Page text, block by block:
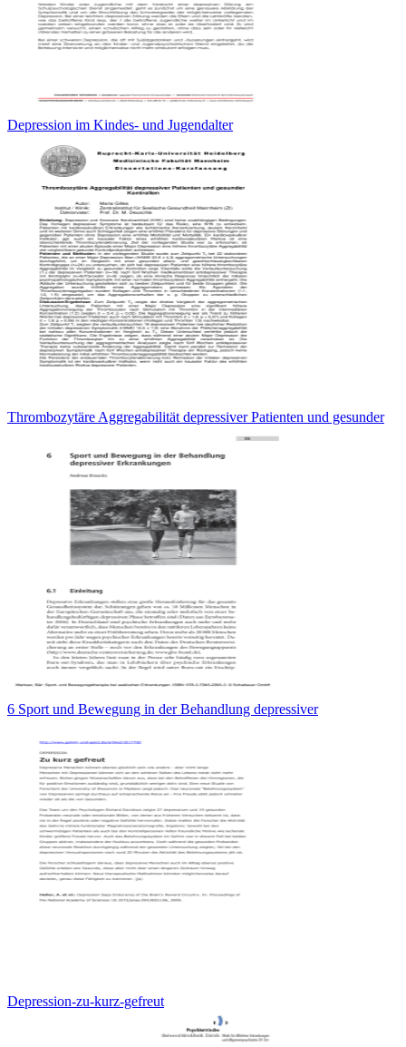
Depression im Kindes- und Jugendalter
Thrombozytäre Aggregabilität depressiver Patienten und gesunder
6 Sport und Bewegung in der Behandlung depressiver
Depression-zu-kurz-gefreut